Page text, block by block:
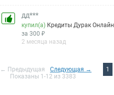
дд***
купил(а) Кредиты Дурак Онлайн
за 300 ₽
2 месяца назад
← Предыдущая Следующая → 1
Показаны 1-12 из 3383